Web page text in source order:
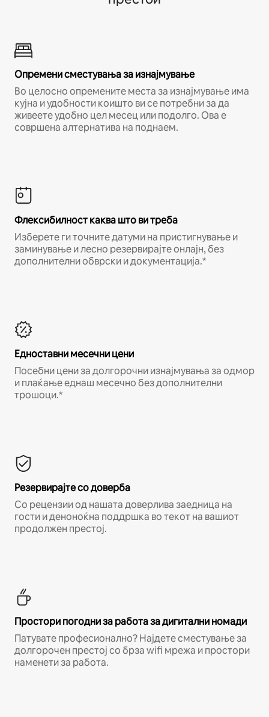
Опремени сместувања за изнајмување
Во целосно опремените места за изнајмување има
кујна и удобности коишто ви се потребни за да
живеете удобно цел месец или подолго. Ова е
совршена алтернатива на поднаем.
Флексибилност каква што ви треба
Изберете ги точните датуми на пристигнување и
заминување и лесно резервирајте онлајн, без
дополнителни обврски и документација.*
Едноставни месечни цени
Посебни цени за долгорочни изнајмувања за одмор
и плаќање еднаш месечно без дополнителни
трошоци.*
Резервирајте со доверба
Со рецензии од нашата доверлива заедница на
гости и деноноќна поддршка во текот на вашиот
продолжен престој.
Простори погодни за работа за дигитални номади
Патувате професионално? Најдете сместување за
долгорочен престој со брза wifi мрежа и простори
наменети за работа.